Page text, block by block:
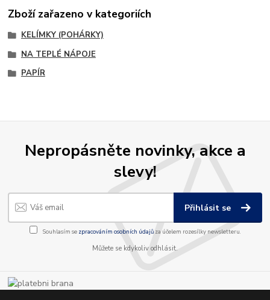
Zboží zařazeno v kategoriích
KELÍMKY (POHÁRKY)
NA TEPLÉ NÁPOJE
PAPÍR
Nepropásněte novinky, akce a
slevy!
Přihlásit se
Souhlasím se zpracováním osobních údajůza účelem rozesílky newsletteru.
Můžete se kdykoliv odhlásit.